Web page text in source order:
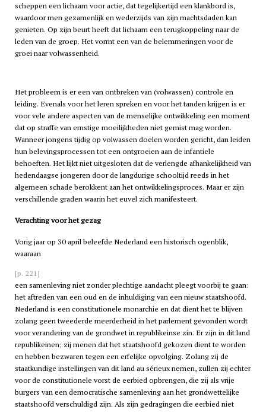
scheppen een lichaam voor actie, dat tegelijkertijd een klankbord is,
waardoor men gezamenlijk en wederzijds van zijn machtsdaden kan
genieten. Op zijn beurt heeft dat lichaam een terugkoppeling naar de
leden van de groep. Het vormt een van de belemmeringen voor de
groei naar volwassenheid.
Het probleem is er een van ontbreken van (volwassen) controle en
leiding. Evenals voor het leren spreken en voor het tanden krijgen is er
voor vele andere aspecten van de menselijke ontwikkeling een moment
dat op straffe van ernstige moeilijkheden niet gemist mag worden.
Wanneer jongens tijdig op volwassen doelen worden gericht, dan leiden
hun belevingsprocessen tot een ontgroeien aan de infantiele
behoeften. Het lijkt niet uitgesloten dat de verlengde afhankelijkheid van
hedendaagse jongeren door de langdurige schooltijd reeds in het
algemeen schade berokkent aan het ontwikkelingsproces. Maar er zijn
verschillende graden waarin het euvel zich manifesteert.
Verachting voor het gezag
Vorig jaar op 30 april beleefde Nederland een historisch ogenblik,
waaraan
[p. 221]
een samenleving niet zonder plechtige aandacht pleegt voorbij te gaan:
het aftreden van een oud en de inhuldiging van een nieuw staatshoofd.
Nederland is een constitutionele monarchie en dat dient het te blijven
zolang geen tweederde meerderheid in het parlement gevonden wordt
voor verandering van de grondwet in republikeinse zin. Er zijn in dit land
republikeinen; zij menen dat het staatshoofd gekozen dient te worden
en hebben bezwaren tegen een erfelijke opvolging. Zolang zij de
staatkundige instellingen van dit land au sérieux nemen, zullen zij echter
voor de constitutionele vorst de eerbied opbrengen, die zij als vrije
burgers van een democratische samenleving aan het grondwettelijke
staatshoofd verschuldigd zijn. Als zijn gedragingen die eerbied niet